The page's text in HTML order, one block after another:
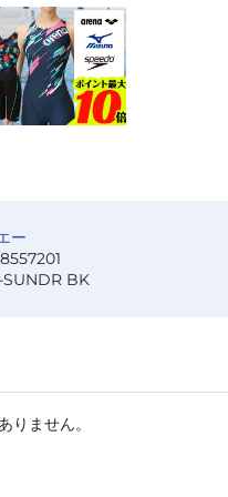
ー
SUNDR BK
りません。